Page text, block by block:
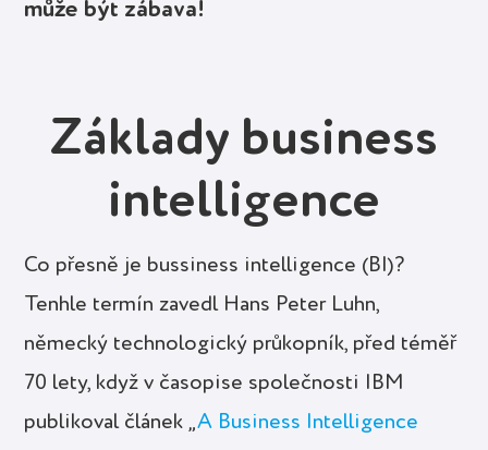
může být zábava!
Základy business
intelligence
Co přesně je bussiness intelligence (BI)?
Tenhle termín zavedl Hans Peter Luhn,
německý technologický průkopník, před téměř
70 lety, když v časopise společnosti IBM
publikoval článek „A Business Intelligence